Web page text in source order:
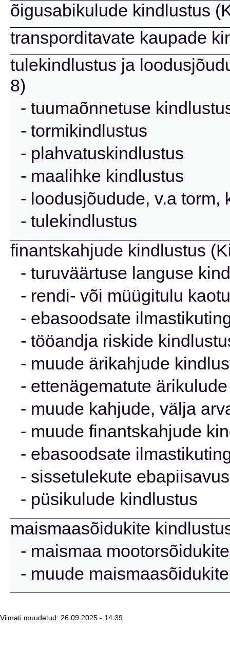
õigusabikulude kindlustus
transporditavate kaupade
tulekindlustus ja
8)
- tuumaõnnetuse
- tormikindlustus
- plahvatuskindlustus
- maalihke kindlustus
- loodusjõudude, v.a torm,
- tulekindlustus
finantskahjude kindlustus
- turuväärtuse languse
- rendi- või müügitulu
- ebasoodsate
- tööandja riskide
- muude ärikahjude
- ettenägematute
- muude kahjude, välja
- muude finantskahjude
- ebasoodsate
- sissetulekute
- püsikulude kindlustus
maismaasõidukite
- maismaa
- muude
Viimati muudetud: 26.09.2025 - 14:39